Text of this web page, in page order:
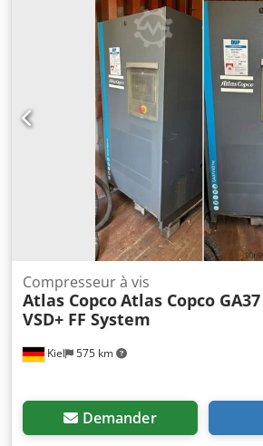
communique pas avec le logiciel -Débit
Puissance du moteur : 18-24 kW -
Pression maximale : 12,75 bars
Heures de fonctionnement : 108 252 h
30 754 h -Année de fabrication : 2003 -
1850/850/H1900 mm -Poids : 592 kg
Kiel 575 km
Compresseur à vis
Atlas CopcoAtlas Copco GA37
VSD+ FF System
Demander